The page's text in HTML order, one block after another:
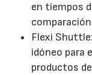
en tiempos
Flexi
idóneo para
productos